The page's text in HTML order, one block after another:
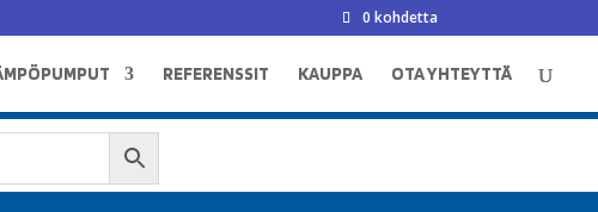
0 kohdetta
REFERENSSIT KAUPPA OTA YHTEYTTÄ